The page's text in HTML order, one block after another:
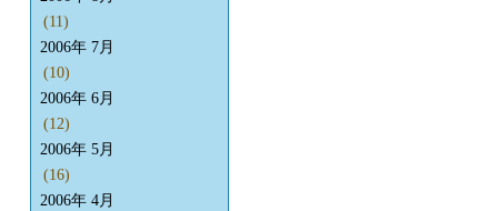
(11)
2006年 7月
(10)
2006年 6月
(12)
2006年 5月
(16)
2006年 4月